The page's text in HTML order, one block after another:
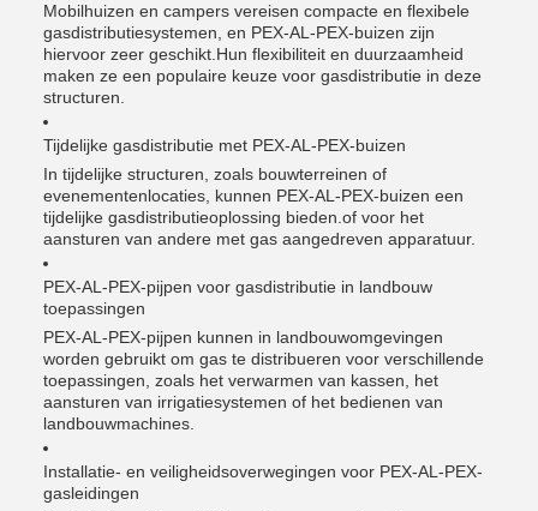
Mobilhuizen en campers vereisen compacte en flexibele
gasdistributiesystemen, en PEX-AL-PEX-buizen zijn
hiervoor zeer geschikt.Hun flexibiliteit en duurzaamheid
maken ze een populaire keuze voor gasdistributie in deze
structuren.
Tijdelijke gasdistributie met PEX-AL-PEX-buizen
In tijdelijke structuren, zoals bouwterreinen of
evenementenlocaties, kunnen PEX-AL-PEX-buizen een
tijdelijke gasdistributieoplossing bieden.of voor het
aansturen van andere met gas aangedreven apparatuur.
PEX-AL-PEX-pijpen voor gasdistributie in landbouw
toepassingen
PEX-AL-PEX-pijpen kunnen in landbouwomgevingen
worden gebruikt om gas te distribueren voor verschillende
toepassingen, zoals het verwarmen van kassen, het
aansturen van irrigatiesystemen of het bedienen van
landbouwmachines.
Installatie- en veiligheidsoverwegingen voor PEX-AL-PEX-
gasleidingen